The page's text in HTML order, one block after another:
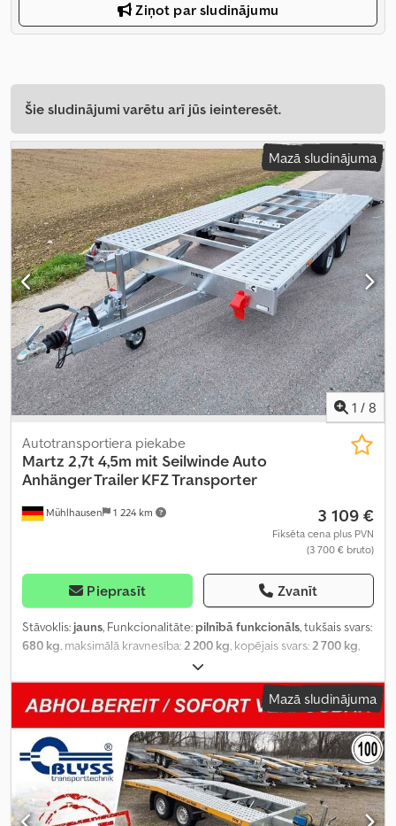
Ziņot par sludinājumu
Šie sludinājumi varētu arī jūs ieinteresēt.
Mazā sludinājuma
1 / 8
Mühlhausen 1 224 km
Autotransportiera piekabe
Martz 2,7t 4,5m mit SeilwindeAuto
Anhänger Trailer KFZ Transporter
3 109 €
Fiksēta cena plus PVN
(3 700 € bruto)
Pieprasīt Zvanīt
Stāvoklis: jauns, Funkcionalitāte: pilnībā funkcionāls, tukšais svars:
680 kg , maksimālā kravnesība: 2 200 kg , kopējais svars: 2 700 kg
, krautuves garums:
vietas platums:2 150 mm,
Mazā sludinājuma